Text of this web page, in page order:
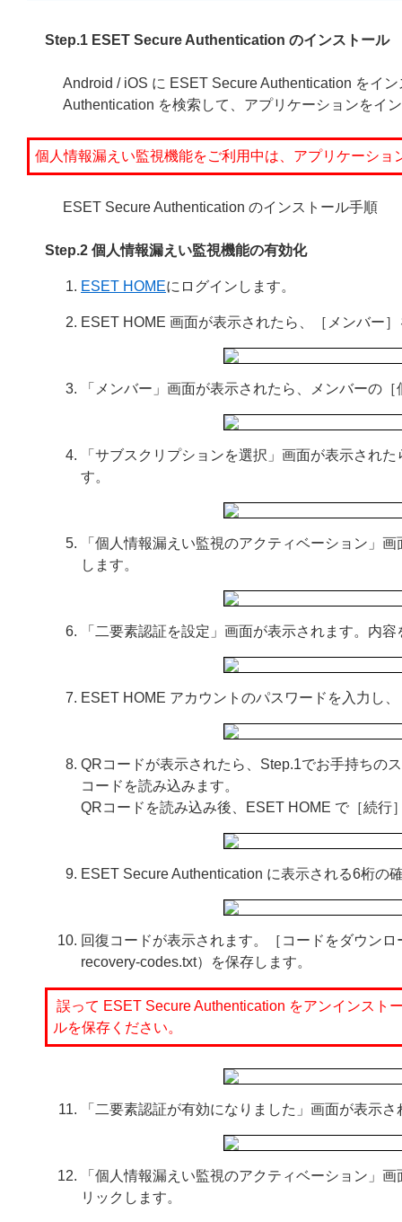
Step.1 ESET Secure Authentication のインストール
Android / iOS に ESET Secure Authentication をイ
Authentication を検索して、アプリケーションをイ
個人情報漏えい監視機能をご利用中は、アプリケーシ
ESET Secure Authentication のインストール手順
Step.2 個人情報漏えい監視機能の有効化
ESET HOMEにログインします。
ESET HOME 画面が表示されたら、［メンバー
「メンバー」画面が表示されたら、メンバーの
「サブスクリプションを選択」画面が表示され
す。
「個人情報漏えい監視のアクティベーション」
します。
「二要素認証を設定」画面が表示されます。内
ESET HOME アカウントのパスワードを入力し
QRコードが表示されたら、Step.1でお手持ちの
コードを読み込みます。
QRコードを読み込み後、ESET HOME で［続行
ESET Secure Authentication に表示される6桁の
回復コードが表示されます。［コードをダウン
recovery-codes.txt）を保存します。
誤って ESET Secure Authentication をアンインスト
ルを保存ください。
「二要素認証が有効になりました」画面が表示
「個人情報漏えい監視のアクティベーション」
リックします。